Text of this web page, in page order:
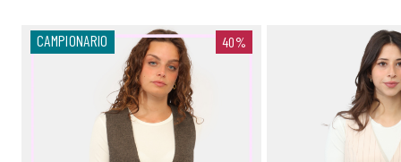
CAMPIONARIO 40%